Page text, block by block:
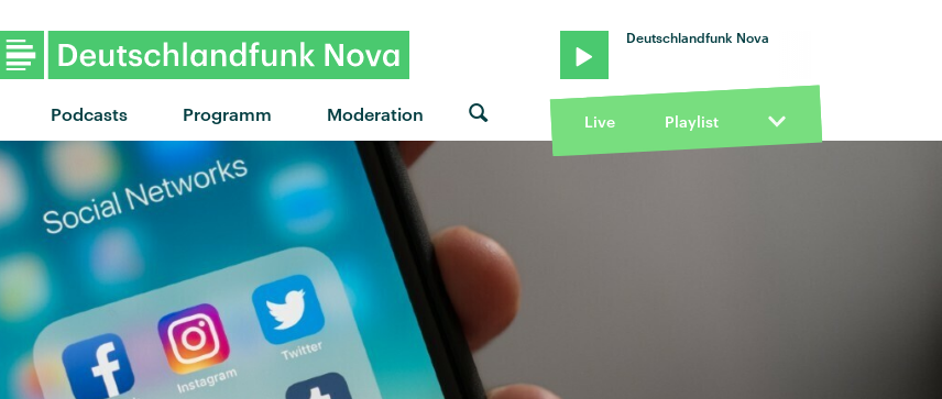
Podcasts Programm Moderation
Deutschlandfunk Nova
Live Playlist